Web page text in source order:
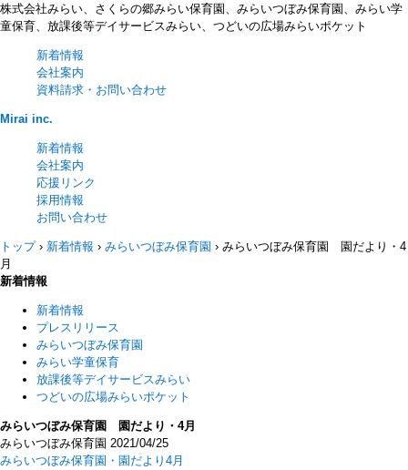
株式会社みらい、さくらの郷みらい保育園、みらいつぼみ保育園、みらい学
童保育、放課後等デイサービスみらい、つどいの広場みらいポケット
新着情報
会社案内
資料請求・お問い合わせ
Mirai inc.
新着情報
会社案内
応援リンク
採用情報
お問い合わせ
トップ› 新着情報 › みらいつぼみ保育園 › みらいつぼみ保育園 園だより・4
月
新着情報
新着情報
プレスリリース
みらいつぼみ保育園
みらい学童保育
放課後等デイサービスみらい
つどいの広場みらいポケット
みらいつぼみ保育園 園だより・4月
みらいつぼみ保育園 2021/04/25
みらいつぼみ保育園・園だより4月